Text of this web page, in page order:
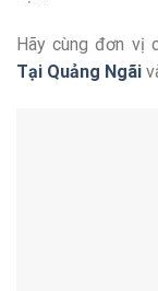
Hãy cùng đơn vị
Tại Quảng Ngãi